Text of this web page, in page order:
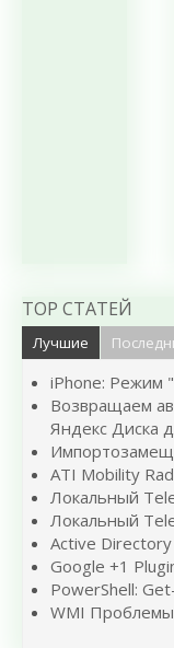
TOP СТАТЕЙ
Лучшие
iPhone: Режим
Возвращаем
Яндекс Диска
ATI Mobility
Локальный
Локальный
Active
Google +1
PowerShell:
WMI